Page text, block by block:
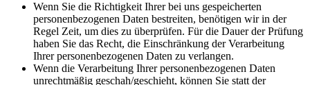
Wenn Sie die Richtigkeit Ihrer bei uns gespeicherten
personenbezogenen Daten bestreiten, benötigen wir in der
Regel Zeit, um dies zu überprüfen. Für die Dauer der Prüfung
haben Sie das Recht, die Einschränkung der Verarbeitung
Ihrer personenbezogenen Daten zu verlangen.
Wenn die Verarbeitung Ihrer personenbezogenen Daten
unrechtmäßig geschah/geschieht, können Sie statt der